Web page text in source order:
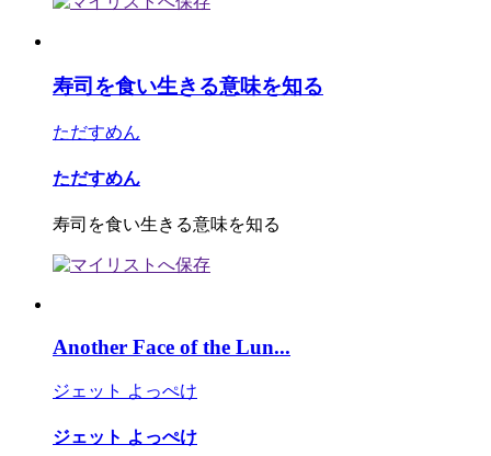
寿司を食い生きる意味を知る
ただすめん
ただすめん
寿司を食い生きる意味を知る
Another Face of the Lun...
ジェット よっぺけ
ジェット よっぺけ